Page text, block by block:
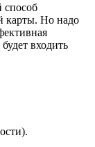
способ
карты. Но надо
входить